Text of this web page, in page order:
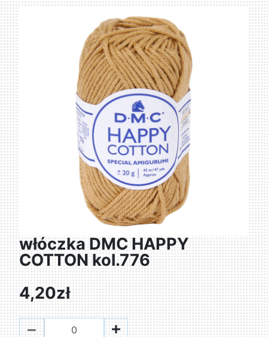
włóczka DMC HAPPY
COTTON kol.776
4,20zł